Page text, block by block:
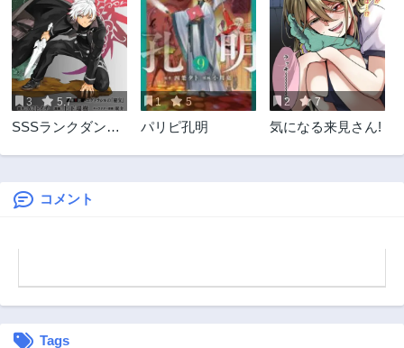
3 5.7
SSSランクダンジ
た白魔導師 ユグド
ラシルの呪いによ
最強へと至る
1 5
パリピ孔明
2 7
気になる来見さん!
コメント
Tags